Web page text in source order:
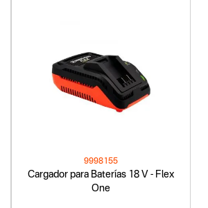
Cargador para Baterías 18 V - Flex
One
9998155